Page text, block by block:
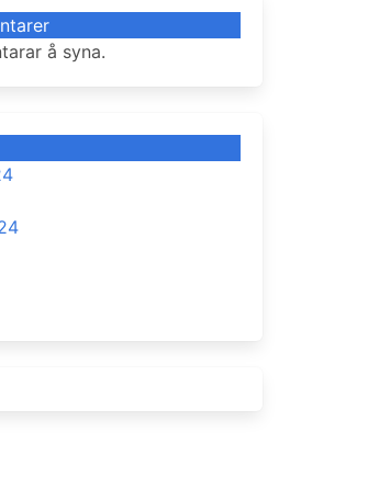
å syna.